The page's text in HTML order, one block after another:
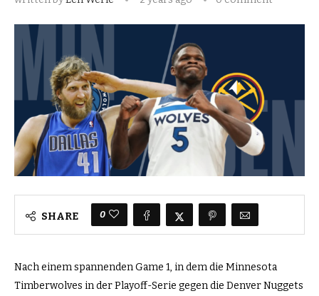
SHARE 0
Nach einem spannenden Game 1, in dem die Minnesota
Timberwolves in der Playoff-Serie gegen die Denver Nuggets